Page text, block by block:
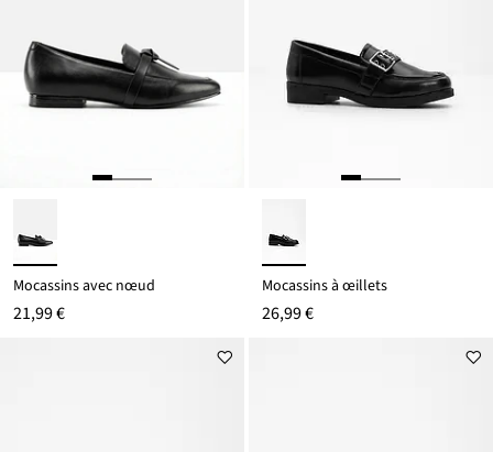
Mocassins avec nœud
21,99 €
Mocassins à œillets
26,99 €